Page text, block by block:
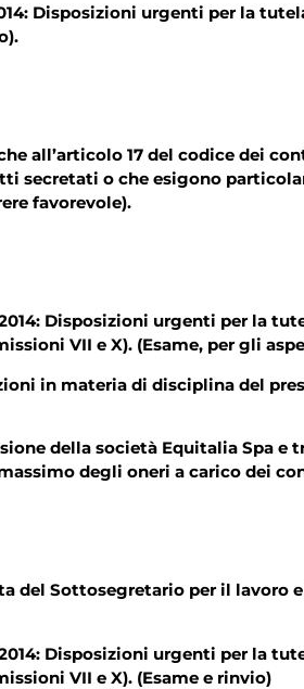
Disposizioni urgenti per la
all’articolo 17 del codice dei
secretati o che esigono
favorevole).
Disposizioni urgenti per la
VII e X). (Esame,
in materia di disciplina del
della società Equitalia Spa
degli oneri a carico dei
del Sottosegretario per il
Disposizioni urgenti per la
VII e X). (Esame e